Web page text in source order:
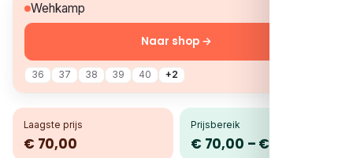
Wehkamp
36 37 38 39 40 +2
Naar shop →
Laagste prijs
€ 70,00
Prijsbereik
€ 70,00 – € 189,99